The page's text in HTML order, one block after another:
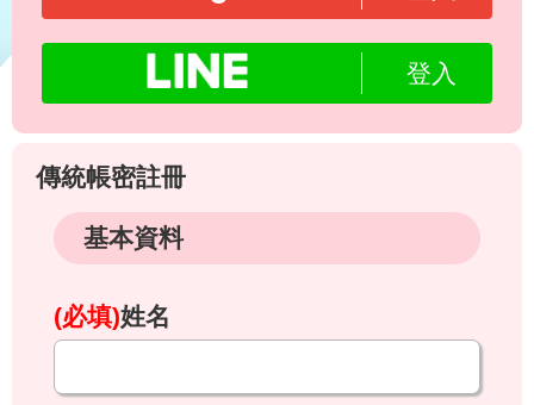
登入
傳統帳密註冊
基本資料
(必填)姓名